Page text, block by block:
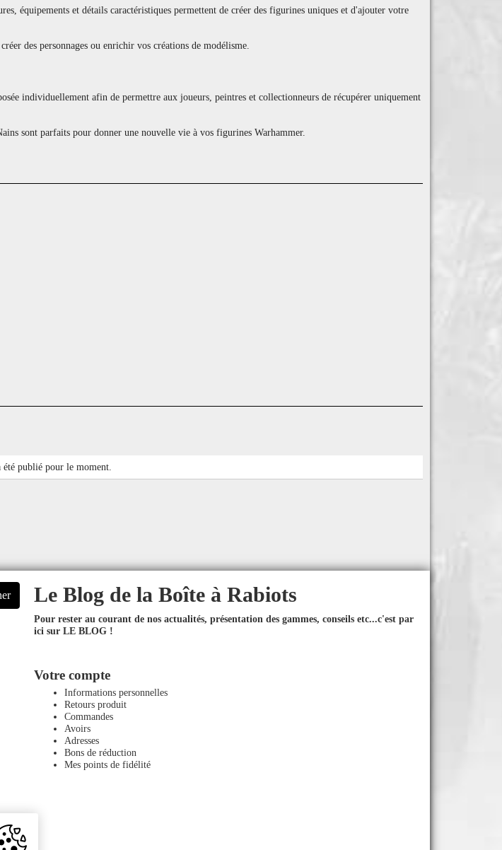
équipements et détails caractéristiques permettent de créer des figurines uniques et d'ajouter votre
des personnages ou enrichir vos créations de modélisme.
individuellement afin de permettre aux joueurs, peintres et collectionneurs de récupérer uniquement
sont parfaits pour donner une nouvelle vie à vos figurines Warhammer.
publié pour le moment.
Le Blog de la Boîte à Rabiots
Pour rester au courant de nos actualités, présentation des gammes, conseils etc...c'est par
ici sur LE BLOG !
Votre compte
Informations personnelles
Retours produit
Commandes
Avoirs
Adresses
Bons de réduction
Mes points de fidélité